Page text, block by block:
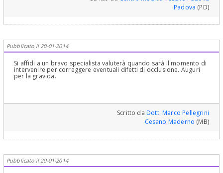
Padova (PD)
Pubblicato il 20-01-2014
Si affidi a un bravo specialista valuterà quando sarà il momento di
intervenire per correggere eventuali difetti di occlusione. Auguri
per la gravida.
Scritto daDott. Marco Pellegrini
Cesano Maderno (MB)
Pubblicato il 20-01-2014